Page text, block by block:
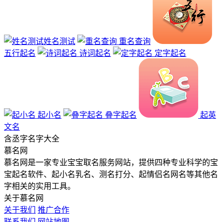
姓名测试
重名查询
五行起名
诗词起名 定字起名
起小名 叠字起名
起英
文名
含丞字名字大全
慕名网
慕名网是一家专业宝宝取名服务网站，提供四种专业科学的宝
宝起名软件、起小名乳名、测名打分、起情侣名网名等其他名
字相关的实用工具。
关于慕名网
关于我们
推广合作